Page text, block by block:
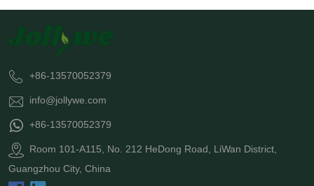
+86-13570052379
info@jollywe.com
+86-13570052379
Room 101-A115, No. 212 HeDong Road, LiWan District,
Guangzhou City, China